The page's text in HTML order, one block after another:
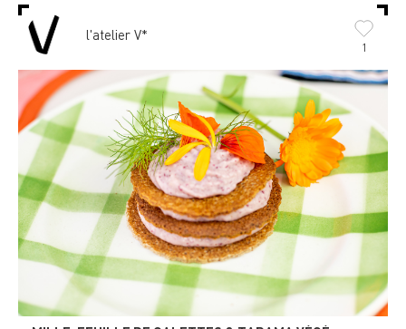
l'atelier V*
1